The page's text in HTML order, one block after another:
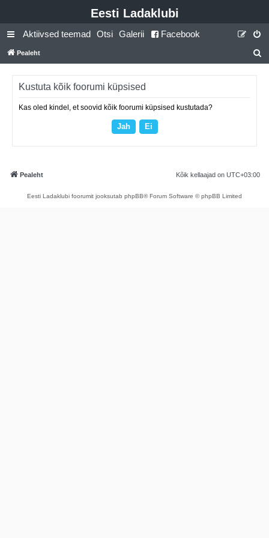
Eesti Ladaklubi
Aktiivsed teemad Otsi Galerii Facebook
Pealeht
t
Kustuta kõik foorumi küpsised
Kas oled kindel, et soovid kõik foorumi küpsised kustutada?
Pealeht Kõik kellaajad on UTC+03:00
Eesti Ladaklubi foorumit jooksutab phpBB® Forum Software © phpBB Limited